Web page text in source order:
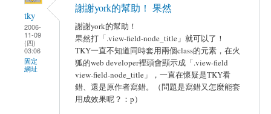
tky
2006-
11-09
(四)
03:06
固定
網址
謝謝york的幫助！ 果然
謝謝york的幫助！
果然打「.view-field-node_title」就可以了！
TKY一直不知道同時套用兩個class的元素，在火
狐的web developer裡頭會顯示成「.view-field
view-field-node_title」，一直在懷疑是TKY看
錯、還是原作者寫錯。（問題是寫錯又怎麼能套
用成效果呢？：p）